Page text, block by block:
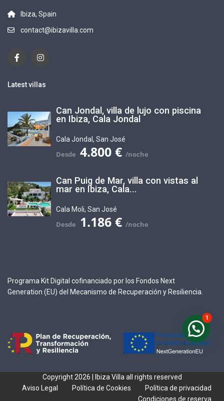
Ibiza, Spain
contact@ibizavilla.com
Latest villas
Can Jondal, villa de lujo con piscina
en Ibiza, Cala Jondal
Cala Jondal,San José
4.800 €
Can Puig de Mar, villa con vistas al
mar en Ibiza, Cala...
Cala Moli,San José
1.186 €
Programa Kit Digital cofinanciado por los Fondos Next
Generation (EU) del Mecanismo de Recuperación y Resiliencia.
Copyright 2026 | Ibiza Villa all rights reserved
Aviso Legal
Política de Cookies
Política de privacidad
Condiciones de reserva
1